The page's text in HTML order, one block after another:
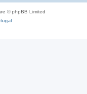
© phpBB Limited